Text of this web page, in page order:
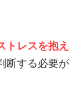
トレスを抱え
断する必要が